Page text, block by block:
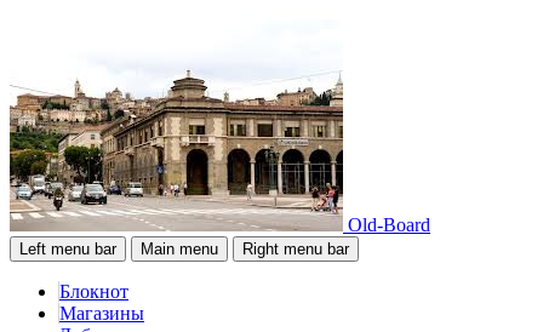
Old-Board
Left menu bar Main menu Right menu bar
Блокнот
Магазины